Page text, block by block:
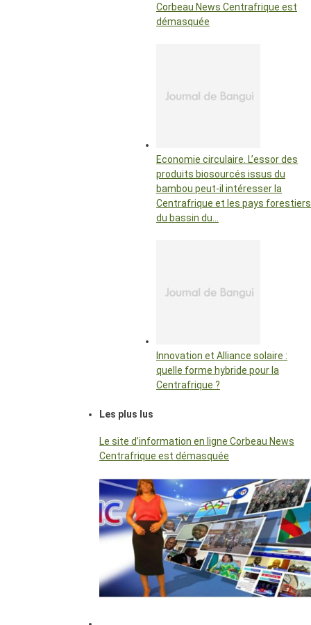
Corbeau News Centrafrique est
démasquée
Economie circulaire. L’essor des
produits biosourcés issus du
bambou peut-il intéresser la
Centrafrique et les pays forestiers
du bassin du…
Innovation et Alliance solaire :
quelle forme hybride pour la
Centrafrique ?
Les plus lus
Le site d’information en ligne Corbeau News
Centrafrique est démasquée